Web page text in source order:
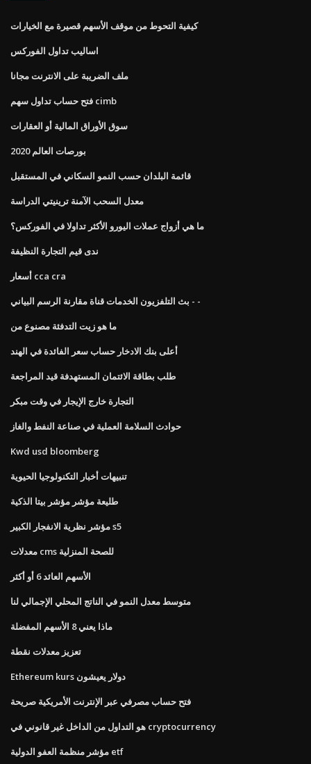
كيفية التحوط من موقف الأسهم قصيرة مع الخيارات
اساليب تداول الفوركس
ملف الضريبة على الانترنت مجانا
فتح حساب تداول سهم cimb
سوق الأوراق المالية أو العقارات
بورصات العالم 2020
قائمة البلدان حسب النمو السكاني في المستقبل
معدل السحب الآمنة ترينيتي الدراسة
ما هي أزواج عملات اليورو الأكثر تداولا في الفوركس؟
ندى قيم التجارة النظيفة
أسعار cca cra
بث التلفزيون الخدمات قناة مقارنة الرسم البياني - -
ما هو زيت التدفئة مصنوع من
أعلى بنك الادخار حساب سعر الفائدة في الهند
طلب بطاقة الائتمان المستهدفة قيد المراجعة
التجارة خارج الإيجار في وقت مبكر
حوادث السلامة العملية في صناعة النفط والغاز
Kwd usd bloomberg
تنبيهات أخبار التكنولوجيا الحيوية
طليعة مؤشر مؤشر بيتا الذكية
مؤشر نظرية الانفجار الكبير s5
معدلات cms للصحة المنزلية
الأسهم العائد 6 أو أكثر
متوسط ​​معدل النمو في الناتج المحلي الإجمالي لنا
ماذا يعني 8 الأسهم المفضلة
تعزيز معدلات نقطة
Ethereum kurs دولار يعيشون
فتح حساب مصرفي عبر الإنترنت الأمريكية صريحة
هو التداول من الداخل غير قانوني في cryptocurrency
مؤشر منظمة العفو الدولية etf